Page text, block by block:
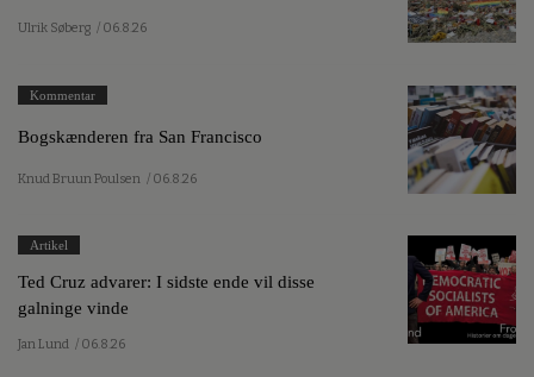
Ulrik Søberg / 06.8.26
Kommentar
Bogskænderen fra San Francisco
Knud Bruun Poulsen / 06.8.26
Artikel
Ted Cruz advarer: I sidste ende vil disse
galninge vinde
Jan Lund / 06.8.26